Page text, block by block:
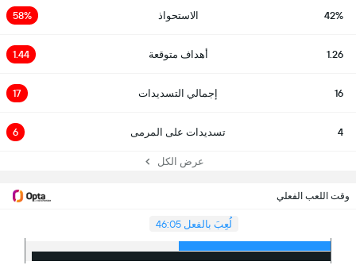
42% الاستحواذ 58%
1.26 أهداف متوقعة 1.44
16 إجمالي التسديدات 17
4 تسديدات على المرمى 6
عرض الكل
وقت اللعب الفعلي
لُعِبَ بالفعل 46:05